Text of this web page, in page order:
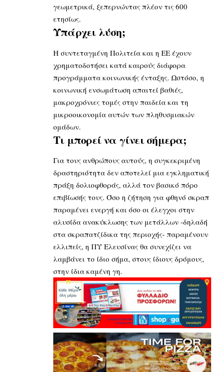
γεωμετρικά, ξεπερνώντας πλέον τις 600
ετησίως.
Υπάρχει λύση;
Η συντεταγμένη Πολιτεία και η ΕΕ έχουν
χρηματοδοτήσει κατά καιρούς διάφορα
προγράμματα κοινωνικής ένταξης. Ωστόσο, η
κοινωνική ενσωμάτωση απαιτεί βαθιές,
μακροχρόνιες τομές στην παιδεία και τη
μικροοικονομία αυτών των πληθυσμιακών
ομάδων.
Τι μπορεί να γίνει σήμερα;
Για τους ανθρώπους αυτούς, η συγκεκριμένη
δραστηριότητα δεν αποτελεί μια εγκληματική
πράξη δολιοφθοράς, αλλά τον βασικό πόρο
επιβίωσής τους. Όσο η ζήτηση για φθηνό σκραπ
παραμένει ενεργή και όσο οι έλεγχοι στην
αλυσίδα ανακύκλωσης των μετάλλων -δηλαδή
στα σκραπατζίδικα της περιοχής- παραμένουν
ελλιπείς, η ΠΥ Ελευσίνας θα συνεχίζει να
λαμβάνει το ίδιο σήμα, στους ίδιους δρόμους,
στην ίδια καμένη γη.